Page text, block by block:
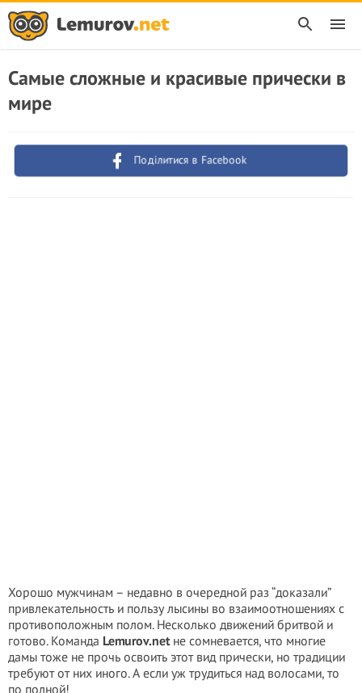
Самые сложные и красивые прически в
мире
Поділитися в Facebook
Хорошо мужчинам – недавно в очередной раз “доказали”
привлекательность и пользу лысины во взаимоотношениях с
противоположным полом. Несколько движений бритвой и
готово. Команда Lemurov.netне сомневается, что многие
дамы тоже не прочь освоить этот вид прически, но традиции
требуют от них иного. А если уж трудиться над волосами, то
по полной!